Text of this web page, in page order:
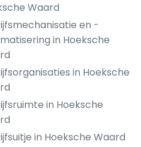
Waard
en -
in Hoeksche
in Hoeksche
in Hoeksche
in Hoeksche Waard